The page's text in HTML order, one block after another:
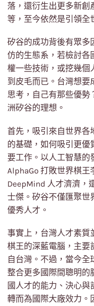
落，還衍生出更多新創
等，至今依然是引領全
矽谷的成功背後有眾多
仿的生態系，若檢討各
權一些技術，或挖幾個
到皮毛而已。台灣想要
思考，自己有那些優勢
洲矽谷的理想。
首先，吸引來自世界各
的基礎，如何吸引更優
要工作。以人工智慧的
AlphaGo 打敗世界棋
DeepMind 人才濟濟，
士傑。矽谷不僅匯聚世
優秀人才。
事實上，台灣人才素質
棋王的深藍電腦，主要
自台灣。不過，當今全
整合更多國際間聰明的
國人才的能力、決心與
轉而為國際大廠效力。